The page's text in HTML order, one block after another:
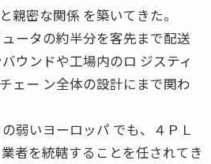
親密な関係 を築いてきた。
ータの約半分を客先まで配送
ウンドや工場内のロ ジスティ
ェー ン全体の設計にまで関わ
弱いヨーロッパ でも、４ＰＬ
者を統轄することを任されてき